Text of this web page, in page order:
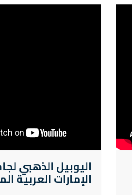
اليوبيل الذهبي
الإمارات العربية